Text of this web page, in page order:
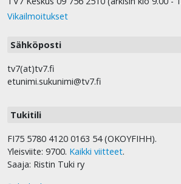
Vikailmoitukset
Sähköposti
tv7(at)tv7.fi
etunimi.sukunimi@tv7.fi
Tukitili
FI75 5780 4120 0163 54 (OKOYFIHH).
Yleisviite: 9700. Kaikki viitteet.
Saaja: Ristin Tuki ry